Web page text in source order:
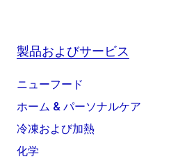
製品およびサービス
ニューフード
ホーム & パーソナルケア
冷凍および加熱
化学